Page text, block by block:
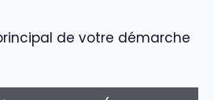
de votre démarche